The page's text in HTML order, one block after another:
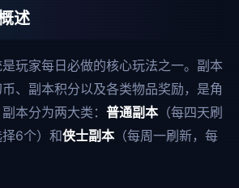
述
玩家每日必做的核心玩法之一。副本
、副本积分以及各类物品奖励，是角
本分为两大类： 普通副本（每四天刷
6个）和侠士副本（每周一刷新，每